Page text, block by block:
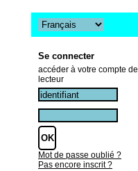
Se connecter
accéder à votre compte de
lecteur
Mot de passe oublié ?
Pas encore inscrit ?